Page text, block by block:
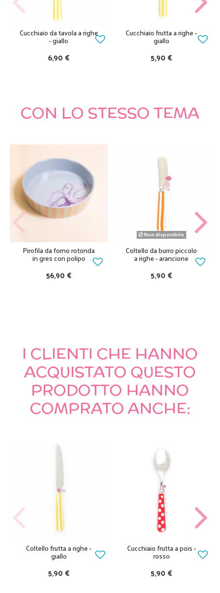
Cucchiaio da tavola a righe
- giallo
6,90 €
Cucchiaio frutta a righe -
giallo
5,90 €
CON LO STESSO TEMA
Pirofila da forno rotonda
in gres con polipo
56,90 €
Non disponibile
Coltello da burro piccolo
a righe - arancione
5,90 €
I CLIENTI CHE HANNO
ACQUISTATO QUESTO
PRODOTTO HANNO
COMPRATO ANCHE:
Coltello frutta a righe -
giallo
5,90 €
Cucchiaio frutta a pois -
rosso
5,90 €